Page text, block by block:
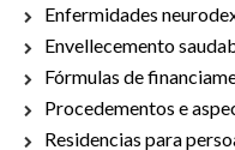
Enfermidades
Envellecemento
Fórmulas de
Procedementos e
Residencias para